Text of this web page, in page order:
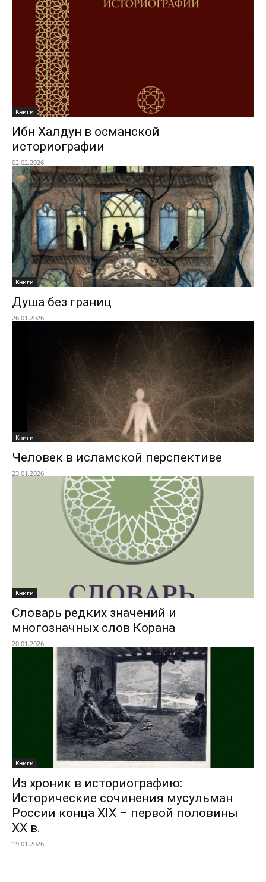
Книги
Ибн Халдун в османской
историографии
02.02.2026
Книги
Душа без границ
26.01.2026
Книги
Человек в исламской перспективе
23.01.2026
Книги
Словарь редких значений и
многозначных слов Корана
20.01.2026
Книги
Из хроник в историографию:
Исторические сочинения мусульман
России конца XIX – первой половины
ХХ в.
19.01.2026